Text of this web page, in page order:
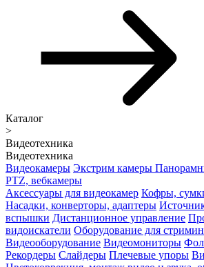
Каталог
>
Видеотехника
Видеотехника
Видеокамеры Экстрим камеры
PTZ, вебкамеры
Аксессуары для видеокамер Кофры,
Насадки, конверторы, адаптеры
вспышки Дистанционное управление
видоискатели Оборудование для
Видеооборудование Видеомониторы
Рекордеры Слайдеры Плечевые упоры